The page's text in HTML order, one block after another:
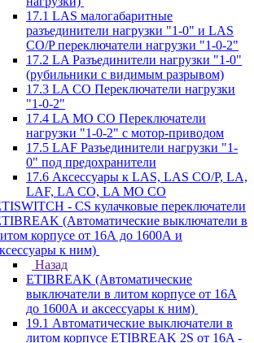
17.1 LAS малогабаритные
разъединители нагрузки "1-0" и LAS
CO/P переключатели нагрузки "1-0-2"
17.2 LA Разъединители нагрузки "1-0"
(рубильники с видимым разрывом)
17.3 LA CO Переключатели нагрузки
"1-0-2"
17.4 LA MO CO Переключатели
нагрузки "1-0-2" с мотор-приводом
17.5 LAF Разъединители нагрузки "1-
0" под предохранители
17.6 Аксессуары к LAS, LAS CO/P, LA,
LAF, LA CO, LA MO CO
- CS кулачковые переключатели
(Автоматические выключатели в
корпусе от 16А до 1600А и
к ним)
Назад
ETIBREAK (Автоматические
выключатели в литом корпусе от 16А
до 1600А и аксессуары к ним)
19.1 Автоматические выключатели в
литом корпусе ETIBREAK 2S от 16A -